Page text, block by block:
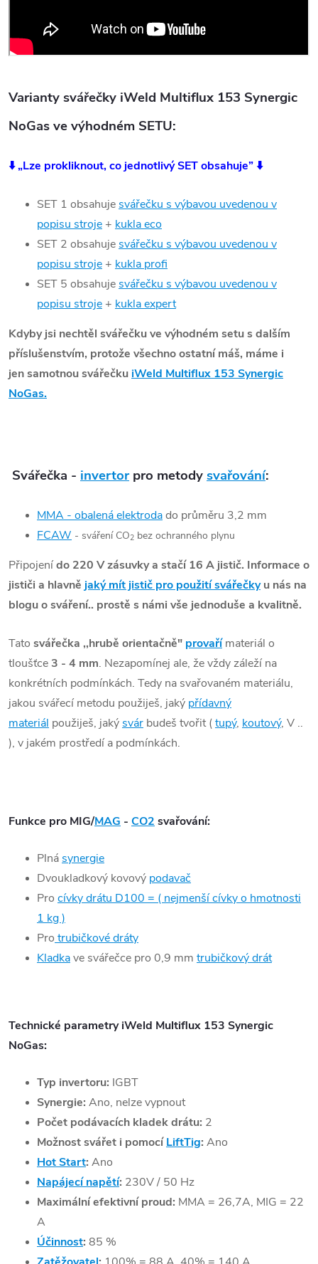
Varianty svářečky iWeld Multiflux 153 Synergic
NoGas ve výhodném SETU:
⬇️ „Lze prokliknout, co jednotlivý SET obsahuje” ⬇️
SET 1 obsahujesvářečku s výbavou uvedenou v
popisu stroje + kukla eco
SET 2 obsahujesvářečku s výbavou uvedenou v
popisu stroje + kukla profi
SET 5 obsahujesvářečku s výbavou uvedenou v
popisu stroje + kukla expert
Kdyby jsi nechtěl svářečku ve výhodném setu s dalším
příslušenstvím, protože všechno ostatní máš, máme i
jen samotnou svářečku iWeld Multiflux 153 Synergic
NoGas.
Svářečka - invertorpro metodysvařování:
MMA - obalená elektrodado průměru 3,2 mm
FCAW - sváření CO2 bez ochranného plynu
Připojenído 220 V zásuvky a stačí 16 A jistič. Informace o
jističi a hlavně jaký mít jistič pro použití svářečkyu nás na
blogu o sváření.. prostě s námi vše jednoduše a kvalitně.
Tato svářečka ,,hrubě orientačně" provařímateriál o
tloušťce3 - 4 mm. Nezapomínej ale, že vždy záleží na
konkrétních podmínkách. Tedy na svařovaném materiálu,
jakou svářecí metodu použiješ, jaký přídavný
materiál použiješ, jakýsvár budeš tvořit (tupý, koutový, V ..
), v jakém prostředí a podmínkách.
Funkce pro MIG/MAG - CO2 svařování:
Plnásynergie
Dvoukladkový kovový podavač
Pro cívky drátu D100 = ( nejmenší cívky o hmotnosti
1 kg )
Pro trubičkové dráty
Kladkave svářečce pro 0,9 mm trubičkový drát
Technické parametry iWeld Multiflux 153 Synergic
NoGas:
Typ invertoru: IGBT
Synergie: Ano, nelze vypnout
Počet podávacích kladek drátu: 2
Možnost svářet i pomocíLiftTig: Ano
Hot Start: Ano
Napájecí napětí: 230V / 50 Hz
Maximální efektivní proud: MMA = 26,7A, MIG = 22
A
Účinnost: 85 %